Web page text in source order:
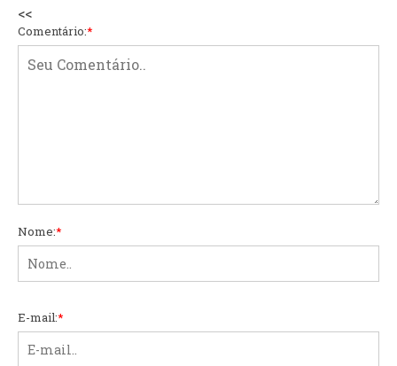
<<
Comentário:*
Nome:*
E-mail:*